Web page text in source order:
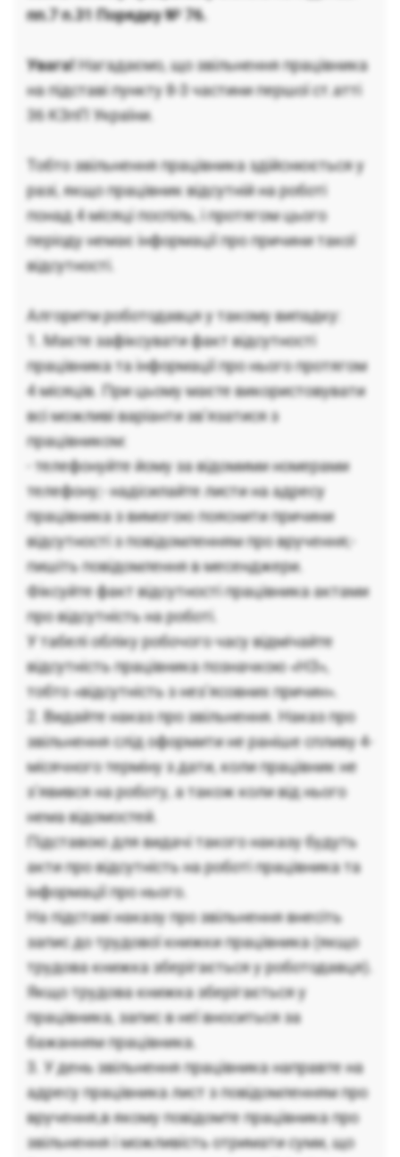
пп.7 п.31 Порядку № 76.
Увага!Нагадаємо, що звільнення працівника
на підставі пункту 8-3 частини першої ст.атті
36 КЗпП України.
Тобто звільнення працівника здійснюється у
разі, якщо працівник відсутній на роботі
понад 4 місяці поспіль, і протягом цього
періоду немає інформації про причини такої
відсутності.
Алгоритм роботодавця у такому випадку:
1. Маєте зафіксувати факт відсутності
працівника та інформації про нього протягом
4 місяців. При цьому маєте використовувати
всі можливі варіанти зв’язатися з
працівником:
- телефонуйте йому за відомими номерами
телефону;- надісилайте листи на адресу
працівника з вимогою пояснити причини
відсутності з повідомленням про вручення;-
пишіть повідомлення в месенджери.
Фіксуйте факт відсутності працівника актами
про відсутність на роботі.
У табелі обліку робочого часу відмічайте
відсутність працівника позначкою «НЗ»,
тобто «відсутність з нез’ясовних причин».
2. Видайте наказ про звільнення. Наказ про
звільнення слід оформити не раніше спливу 4-
місячного терміну з дати, коли працівник не
з’явився на роботу, а також коли від нього
нема відомостей.
Підставою для видачі такого наказу будуть
акти про відсутність на роботі працівника та
інформації про нього.
На підставі наказу про звільнення внесіть
запис до трудової книжки працівника (якщо
трудова книжка зберігається у роботодавця).
Якщо трудова книжка зберігається у
працівника, запис в неї вноситься за
бажанням працівника.
3. У день звільнення працівника направте на
адресу працівника лист з повідомленням про
вручення,в якому повідомте працівника про
звільнення і можливість отримати суми, що